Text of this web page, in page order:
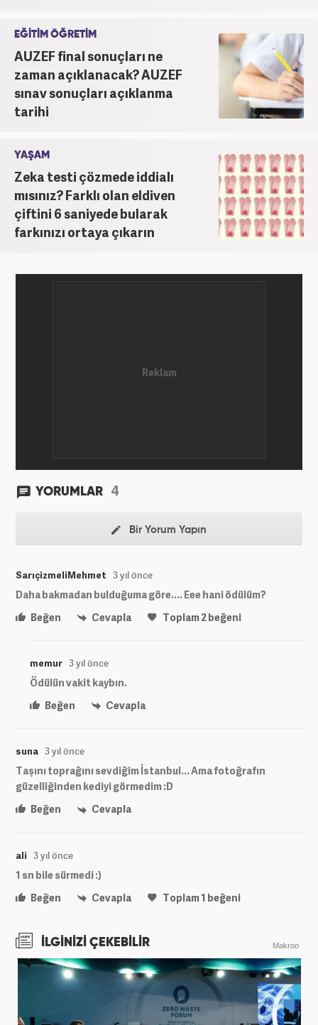
EĞİTİM ÖĞRETİM
AUZEF final sonuçları ne
zaman açıklanacak? AUZEF
sınav sonuçları açıklanma
tarihi
YAŞAM
Zeka testi çözmede iddialı
mısınız? Farklı olan eldiven
çiftini 6 saniyede bularak
farkınızı ortaya çıkarın
YORUMLAR 4
Bir Yorum Yapın
SarıçizmeliMehmet 3 yıl önce
Daha bakmadan bulduğuma göre.... Eee hani ödülüm?
Beğen
Cevapla Toplam2 beğeni
memur 3 yıl önce
Ödülün vakit kaybın.
Beğen
Cevapla
suna 3 yıl önce
Taşını toprağını sevdiğim İstanbul... Ama fotoğrafın
güzelliğinden kediyi görmedim :D
Beğen
Cevapla
ali 3 yıl önce
1 sn bile sürmedi :)
Beğen
Cevapla Toplam1 beğeni
İLGİNİZİ ÇEKEBİLİR Makroo